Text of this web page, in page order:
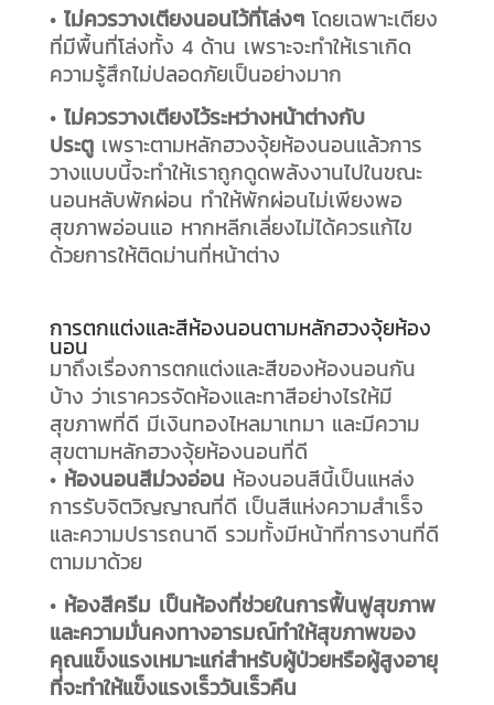
• ไม่ควรวางเตียงนอนไว้ที่โล่งๆโดยเฉพาะเตียง
ที่มีพื้นที่โล่งทั้ง 4 ด้าน เพราะจะทำให้เราเกิด
ความรู้สึกไม่ปลอดภัยเป็นอย่างมาก
• ไม่ควรวางเตียงไว้ระหว่างหน้าต่างกับ
ประตูเพราะตามหลักฮวงจุ้ยห้องนอนแล้วการ
วางแบบนี้จะทำให้เราถูกดูดพลังงานไปในขณะ
นอนหลับพักผ่อน ทำให้พักผ่อนไม่เพียงพอ
สุขภาพอ่อนแอ หากหลีกเลี่ยงไม่ได้ควรแก้ไข
ด้วยการให้ติดม่านที่หน้าต่าง
การตกแต่งและสีห้องนอนตามหลักฮวงจุ้ยห้อง
นอน
มาถึงเรื่องการตกแต่งและสีของห้องนอนกัน
บ้าง ว่าเราควรจัดห้องและทาสีอย่างไรให้มี
สุขภาพที่ดี มีเงินทองไหลมาเทมา และมีความ
สุขตามหลักฮวงจุ้ยห้องนอนที่ดี
• ห้องนอนสีม่วงอ่อน ห้องนอนสีนี้เป็นแหล่ง
การรับจิตวิญญาณที่ดี เป็นสีแห่งความสำเร็จ
และความปรารถนาดี รวมทั้งมีหน้าที่การงานที่ดี
ตามมาด้วย
• ห้องสีครีม เป็นห้องที่ช่วยในการฟื้นฟูสุขภาพ
และความมั่นคงทางอารมณ์ทำให้สุขภาพของ
คุณแข็งแรงเหมาะแก่สำหรับผู้ป่วยหรือผู้สูงอายุ
ที่จะทำให้แข็งแรงเร็ววันเร็วคืน